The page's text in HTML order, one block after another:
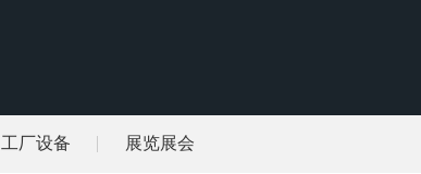
工厂设备 展览展会